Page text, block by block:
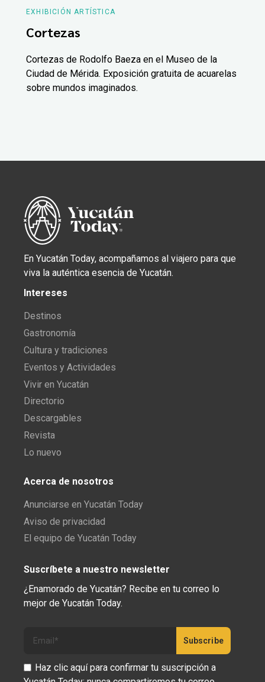
EXHIBICIÓN ARTÍSTICA
Cortezas
Cortezas de Rodolfo Baeza en el Museo de la
Ciudad de Mérida. Exposición gratuita de acuarelas
sobre mundos imaginados.
En Yucatán Today, acompañamos al viajero para que
viva la auténtica esencia de Yucatán.
Intereses
Destinos
Gastronomía
Cultura y tradiciones
Eventos y Actividades
Vivir en Yucatán
Directorio
Descargables
Revista
Lo nuevo
Acerca de nosotros
Anunciarse en Yucatán Today
Aviso de privacidad
El equipo de Yucatán Today
Suscríbete a nuestro newsletter
¿Enamorado de Yucatán? Recibe en tu correo lo
mejor de Yucatán Today.
Haz clic aquí para confirmar tu suscripción a